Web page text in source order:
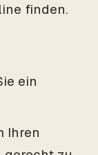
finden.
ein
Ihren